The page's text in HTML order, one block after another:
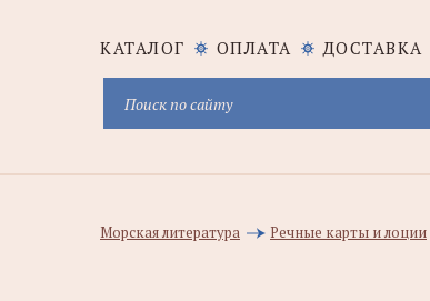
КАТАЛОГ ОПЛАТА ДОСТАВКА
Морская литература Речные карты и лоции